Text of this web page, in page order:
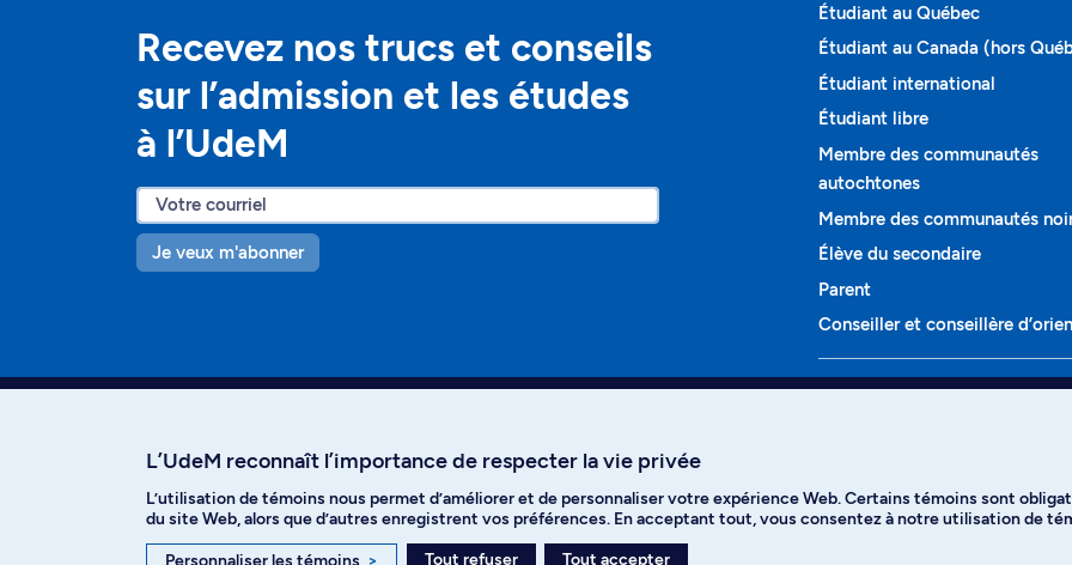
Recevez nos trucs et conseils
sur l’admission et les études
à l’UdeM
Je veux m'abonner
Étudiant au Québec
Étudiant au Canada (hors
Étudiant international
Étudiant libre
Membre des communautés
autochtones
Membre des communautés
Élève du secondaire
Parent
Conseiller et conseillère
Programmes et cours
Facebook Instagram TikTok YouTube Spotify
L’UdeM reconnaît l’importance de respecter la vie privée
L’utilisation de témoins nous permet d’améliorer et de personnaliser votre expérience Web. Certains témoins sont
du site Web, alors que d’autres enregistrent vos préférences. En acceptant tout, vous consentez à notre utilisation de
Personnaliser les témoins > Tout refuser Tout accepter